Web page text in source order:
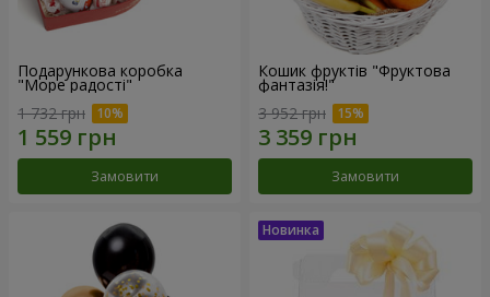
Подарункова коробка
"Море радості"
1 732 грн
Замовити
Кошик фруктів "Фруктова
фантазія!"
3 952 грн
Замовити